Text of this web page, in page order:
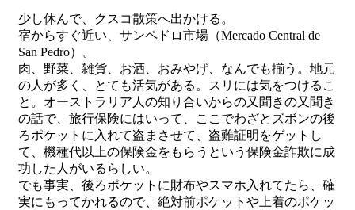
少し休んで、クスコ散策へ出かける。
宿からすぐ近い、サンペドロ市場（Mercado Central de
San Pedro）。
肉、野菜、雑貨、お酒、おみやげ、なんでも揃う。地元
の人が多く、とても活気がある。スリには気をつけるこ
と。オーストラリア人の知り合いからの又聞きの又聞き
の話で、旅行保険にはいって、ここでわざとズボンの後
ろポケットに入れて盗まさせて、盗難証明をゲットし
て、機種代以上の保険金をもらうという保険金詐欺に成
功した人がいるらしい。
でも事実、後ろポケットに財布やスマホ入れてたら、確
実にもってかれるので、絶対前ポケットや上着のポケッ